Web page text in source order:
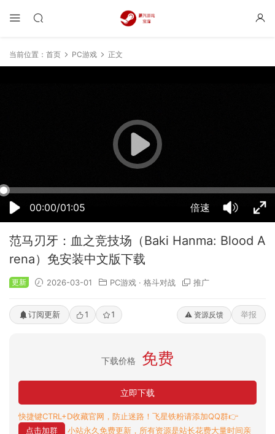
当前位置： 首页 PC游戏 正文
00:00/01:05 倍速
50% 75% 100%
范马刃牙：血之竞技场（Baki Hanma: Blood A
rena）免安装中文版下载
更新 2026-03-01 PC游戏 · 格斗对战 推广
订阅更新 1 1 ⚠️ 资源反馈 举报
下载价格 免费
立即下载
快捷键CTRL+D收藏官网，防止迷路！飞星铁粉请添加QQ群👉
点击加群
小站永久免费更新，所有资源是站长花费大量时间亲